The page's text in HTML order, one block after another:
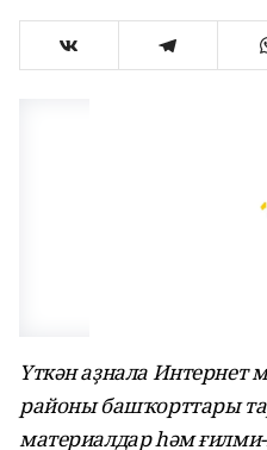
Үткән аҙналаИнтернет
районы башҡорттары
материалдар һәм